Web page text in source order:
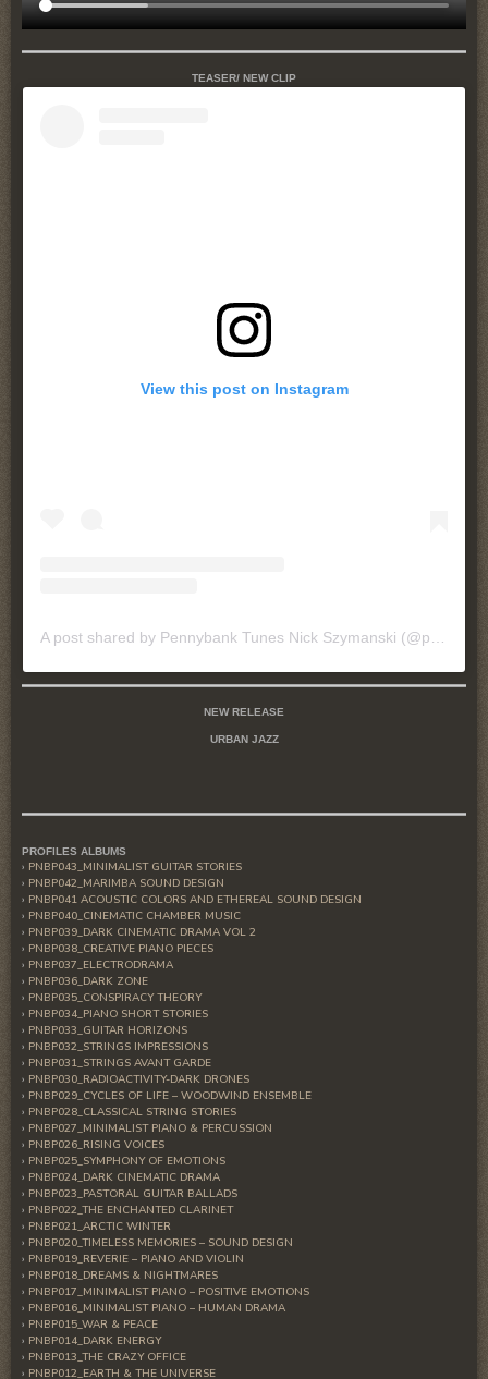
TEASER/ NEW CLIP
View this post on Instagram
A post shared by Pennybank Tunes Nick Szymanski (@pennybanktunes)
NEW RELEASE
URBAN JAZZ
PROFILES ALBUMS
PNBP043_MINIMALIST GUITAR STORIES
PNBP042_MARIMBA SOUND DESIGN
PNBP041 ACOUSTIC COLORS AND ETHEREAL SOUND DESIGN
PNBP040_CINEMATIC CHAMBER MUSIC
PNBP039_DARK CINEMATIC DRAMA VOL 2
PNBP038_CREATIVE PIANO PIECES
PNBP037_ELECTRODRAMA
PNBP036_DARK ZONE
PNBP035_CONSPIRACY THEORY
PNBP034_PIANO SHORT STORIES
PNBP033_GUITAR HORIZONS
PNBP032_STRINGS IMPRESSIONS
PNBP031_STRINGS AVANT GARDE
PNBP030_RADIOACTIVITY-DARK DRONES
PNBP029_CYCLES OF LIFE – WOODWIND ENSEMBLE
PNBP028_CLASSICAL STRING STORIES
PNBP027_MINIMALIST PIANO & PERCUSSION
PNBP026_RISING VOICES
PNBP025_SYMPHONY OF EMOTIONS
PNBP024_DARK CINEMATIC DRAMA
PNBP023_PASTORAL GUITAR BALLADS
PNBP022_THE ENCHANTED CLARINET
PNBP021_ARCTIC WINTER
PNBP020_TIMELESS MEMORIES – SOUND DESIGN
PNBP019_REVERIE – PIANO AND VIOLIN
PNBP018_DREAMS & NIGHTMARES
PNBP017_MINIMALIST PIANO – POSITIVE EMOTIONS
PNBP016_MINIMALIST PIANO – HUMAN DRAMA
PNBP015_WAR & PEACE
PNBP014_DARK ENERGY
PNBP013_THE CRAZY OFFICE
PNBP012_EARTH & THE UNIVERSE